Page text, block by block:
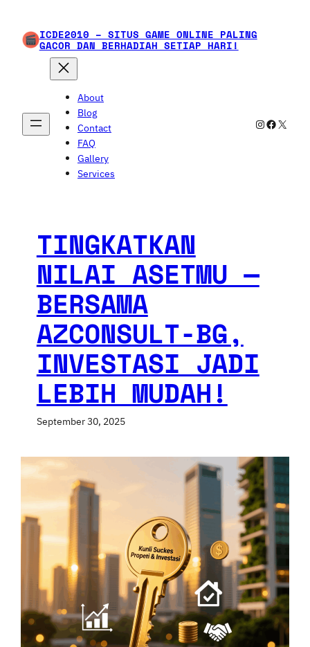
content
ICDE2010 – SITUS GAME ONLINE PALING
GACOR DAN BERHADIAH SETIAP HARI!
About
Blog
Contact
FAQ
Gallery
Services
Instagram
X
TINGKATKAN
NILAI ASETMU —
BERSAMA
AZCONSULT-BG,
INVESTASI JADI
LEBIH MUDAH!
September 30, 2025